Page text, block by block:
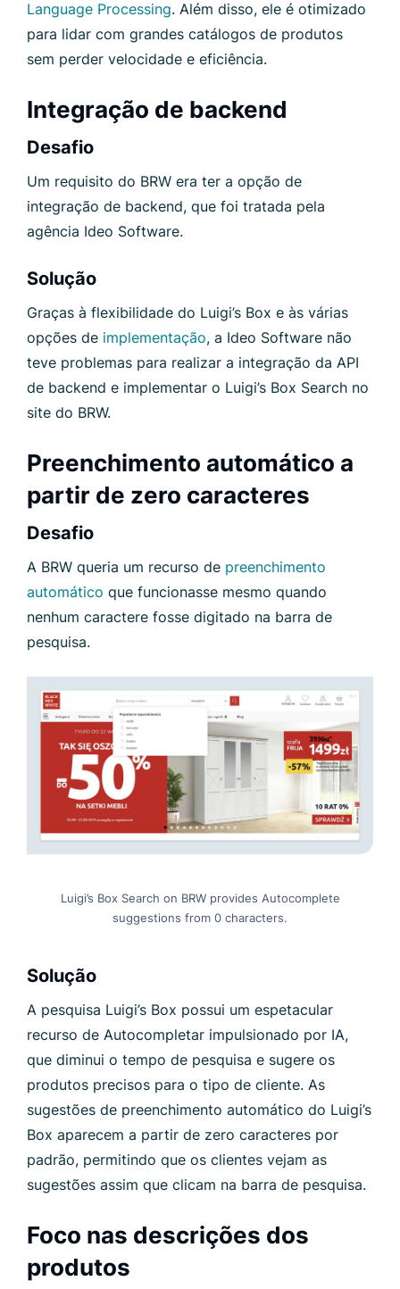
Language Processing. Além disso, ele é otimizado
para lidar com grandes catálogos de produtos
sem perder velocidade e eficiência.
Integração de backend
Desafio
Um requisito do BRW era ter a opção de
integração de backend, que foi tratada pela
agência Ideo Software.
Solução
Graças à flexibilidade do Luigi’s Box e às várias
opções de implementação, a Ideo Software não
teve problemas para realizar a integração da API
de backend e implementar o Luigi’s Box Search no
site do BRW.
Preenchimento automático a
partir de zero caracteres
Desafio
A BRW queria um recurso de preenchimento
automático que funcionasse mesmo quando
nenhum caractere fosse digitado na barra de
pesquisa.
Luigi’s Box Search on BRW provides Autocomplete
suggestions from 0 characters.
Solução
A pesquisa Luigi’s Box possui um espetacular
recurso de Autocompletar impulsionado por IA,
que diminui o tempo de pesquisa e sugere os
produtos precisos para o tipo de cliente. As
sugestões de preenchimento automático do Luigi’s
Box aparecem a partir de zero caracteres por
padrão, permitindo que os clientes vejam as
sugestões assim que clicam na barra de pesquisa.
Foco nas descrições dos
produtos